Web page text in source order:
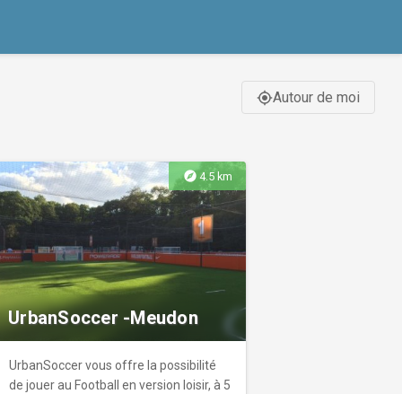
gps_fixedAutour de moi
explore 4.5 km
UrbanSoccer -Meudon
UrbanSoccer vous offre la possibilité
de jouer au Football en version loisir, à 5